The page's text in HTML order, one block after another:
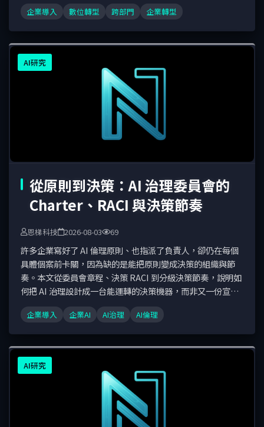
對策、ADKAR 溝通節奏、champion 制度，以及把採用綁進
KPI 與工作流程。
企業導入 數位轉型 跨部門 企業轉型
AI研究
從原則到決策：AI 治理委員會的
Charter、RACI 與決策節奏
恩梯科技 2026-08-03 69
許多企業寫好了 AI 倫理原則、也指派了負責人，卻仍在每個
具體個案前卡關，因為缺的是能把原則變成決策的組織與節
奏。本文從委員會章程、決策 RACI 到分級決策節奏，說明如
何把 AI 治理設計成一台能運轉的決策機器，而非又一份宣
企業導入 企業AI AI治理 AI倫理
AI研究